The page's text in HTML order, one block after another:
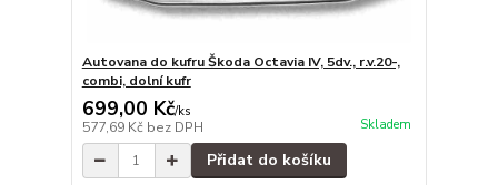
Autovana do kufru Škoda Octavia IV, 5dv., r.v.20-,
combi, dolní kufr
699,00 Kč/ks
577,69 Kč bez DPH Skladem
Přidat do košíku